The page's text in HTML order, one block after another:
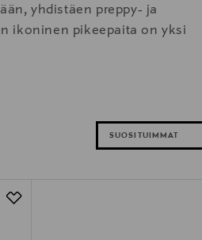
yhdistäen preppy- ja
ikoninen pikeepaita on yksi
SUOSITUIMMAT